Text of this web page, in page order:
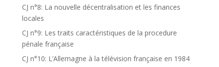
CJ n°8: La nouvelle décentralisation et les finances
locales
CJ n°9: Les traits caractéristiques de la procedure
pénale française
CJ n°10: L’Allemagne à la télévision française en 1984